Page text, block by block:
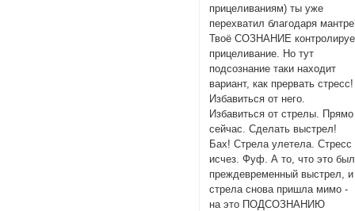
прицеливаниям) ты уже
перехватил благодаря
Твоё СОЗНАНИЕ
прицеливание. Но тут
подсознание таки находит
вариант, как прервать стресс!
Избавиться от него.
Избавиться от стрелы. Прямо
сейчас. Сделать выстрел!
Бах! Стрела улетела. Стресс
исчез. Фуф. А то, что это был
преждевременный выстрел, и
стрела снова пришла мимо -
на это ПОДСОЗНАНИЮ